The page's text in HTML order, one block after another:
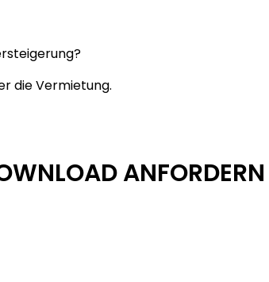
die Vermietung.
ANFORDERN